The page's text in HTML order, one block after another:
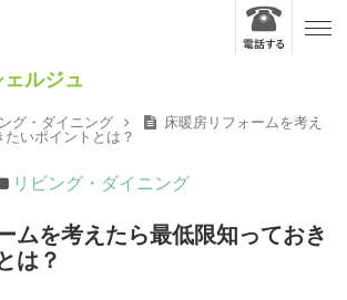
ルジュ
グ・ダイニング
床暖房リフォームを考え
いポイントとは？
リビング・ダイニング
ムを考えたら最低限知っておき
は？